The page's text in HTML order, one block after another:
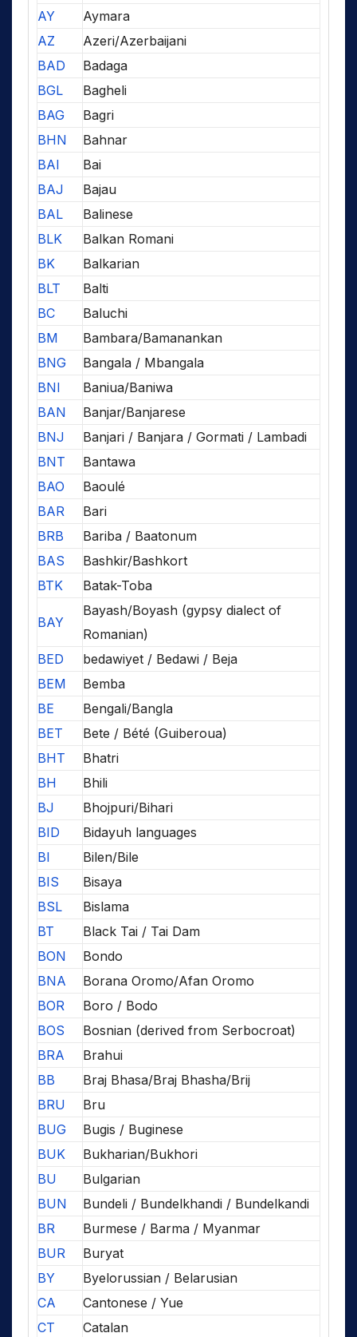
AY
Aymara
AZ
Azeri/Azerbaijani
BAD
Badaga
BGL
Bagheli
BAG
Bagri
BHN
Bahnar
BAI
Bai
BAJ
Bajau
BAL
Balinese
BLK
Balkan Romani
BK
Balkarian
BLT
Balti
BC
Baluchi
BM
Bambara/Bamanankan
BNG
Bangala / Mbangala
BNI
Baniua/Baniwa
BAN
Banjar/Banjarese
BNJ
Banjari / Banjara / Gormati / Lambadi
BNT
Bantawa
BAO
Baoulé
BAR
Bari
BRB
Bariba / Baatonum
BAS
Bashkir/Bashkort
BTK
Batak-Toba
BAY
Bayash/Boyash (gypsy dialect of
Romanian)
BED
bedawiyet / Bedawi / Beja
BEM
Bemba
BE
Bengali/Bangla
BET
Bete / Bété (Guiberoua)
BHT
Bhatri
BH
Bhili
BJ
Bhojpuri/Bihari
BID
Bidayuh languages
BI
Bilen/Bile
BIS
Bisaya
BSL
Bislama
BT
Black Tai / Tai Dam
BON
Bondo
BNA
Borana Oromo/Afan Oromo
BOR
Boro / Bodo
BOS
Bosnian (derived from Serbocroat)
BRA
Brahui
BB
Braj Bhasa/Braj Bhasha/Brij
BRU
Bru
BUG
Bugis / Buginese
BUK
Bukharian/Bukhori
BU
Bulgarian
BUN
Bundeli / Bundelkhandi / Bundelkandi
BR
Burmese / Barma / Myanmar
BUR
Buryat
BY
Byelorussian / Belarusian
CA
Cantonese / Yue
CT
Catalan